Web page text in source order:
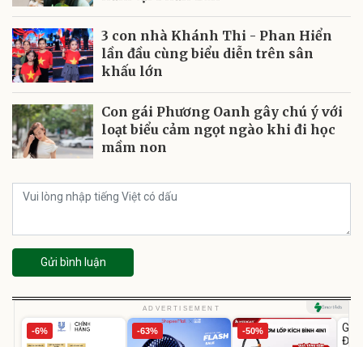
3 con nhà Khánh Thi - Phan Hiển
lần đầu cùng biểu diễn trên sân
khấu lớn
Con gái Phương Oanh gây chú ý với
loạt biểu cảm ngọt ngào khi đi học
mầm non
Gửi bình luận
ADVERTISEMENT
-6% -63% -50%
Đùi